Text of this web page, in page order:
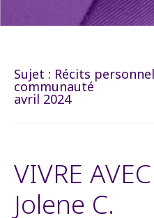
Sujet : Récits
communauté
avril 2024
VIVRE
Jolene C.